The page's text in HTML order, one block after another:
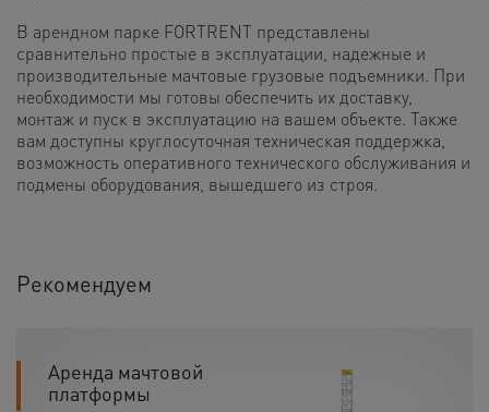
В арендном парке FORTRENT представлены
сравнительно простые в эксплуатации, надежные и
производительные мачтовые грузовые подъемники. При
необходимости мы готовы обеспечить их доставку,
монтаж и пуск в эксплуатацию на вашем объекте. Также
вам доступны круглосуточная техническая поддержка,
возможность оперативного технического обслуживания и
подмены оборудования, вышедшего из строя.
Рекомендуем
Аренда мачтовой
платформы